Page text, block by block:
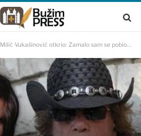
Milić Vukašinović otkrio: Zamalo sam se pobio sa Tomom Zdravkovićem